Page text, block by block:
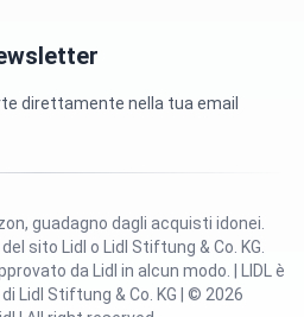
direttamente nella tua email
sito Lidl o Lidl Stiftung & Co. KG.
da Lidl in alcun modo. | LIDL è
Lidl Stiftung & Co. KG | © 2026
guadagno dagli acquisti idonei.